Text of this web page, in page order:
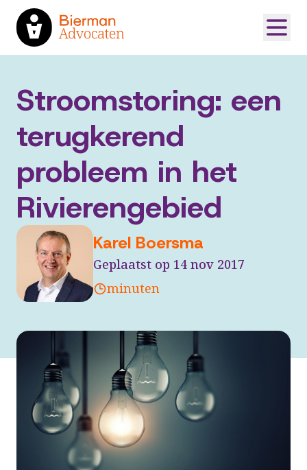
Stroomstoring: een
terugkerend
probleem in het
Rivierengebied
Karel Boersma
Geplaatst op 14 nov 2017
minuten